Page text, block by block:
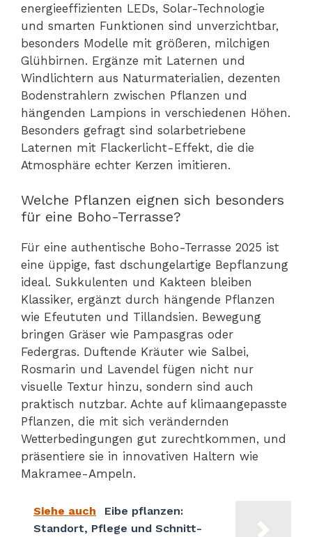
energieeffizienten LEDs, Solar-Technologie
und smarten Funktionen sind unverzichtbar,
besonders Modelle mit größeren, milchigen
Glühbirnen. Ergänze mit Laternen und
Windlichtern aus Naturmaterialien, dezenten
Bodenstrahlern zwischen Pflanzen und
hängenden Lampions in verschiedenen Höhen.
Besonders gefragt sind solarbetriebene
Laternen mit Flackerlicht-Effekt, die die
Atmosphäre echter Kerzen imitieren.
Welche Pflanzen eignen sich besonders
für eine Boho-Terrasse?
Für eine authentische Boho-Terrasse 2025 ist
eine üppige, fast dschungelartige Bepflanzung
ideal. Sukkulenten und Kakteen bleiben
Klassiker, ergänzt durch hängende Pflanzen
wie Efeututen und Tillandsien. Bewegung
bringen Gräser wie Pampasgras oder
Federgras. Duftende Kräuter wie Salbei,
Rosmarin und Lavendel fügen nicht nur
visuelle Textur hinzu, sondern sind auch
praktisch nutzbar. Achte auf klimaangepasste
Pflanzen, die mit sich verändernden
Wetterbedingungen gut zurechtkommen, und
präsentiere sie in innovativen Haltern wie
Makramee-Ampeln.
Siehe auch
Eibe pflanzen:
Standort, Pflege und Schnitt-